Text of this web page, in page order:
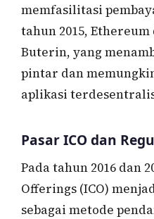
memfasilitasi
tahun 2015,
Buterin, yang
pintar dan
aplikasi
Pasar ICO dan
Pada tahun 2016 dan
Offerings (ICO)
sebagai metode